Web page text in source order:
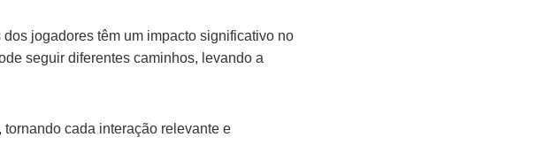
jogadores têm um impacto significativo no
seguir diferentes caminhos, levando a
cada interação relevante e